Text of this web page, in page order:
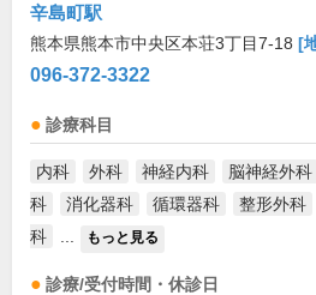
辛島町駅
熊本県熊本市中央区本荘3丁目7-18 [
096-372-3322
診療科目
内科 外科 神経内科 脳神経外科
科
消化器科 循環器科 整形外科
科
もっと見る
診療/受付時間・休診日